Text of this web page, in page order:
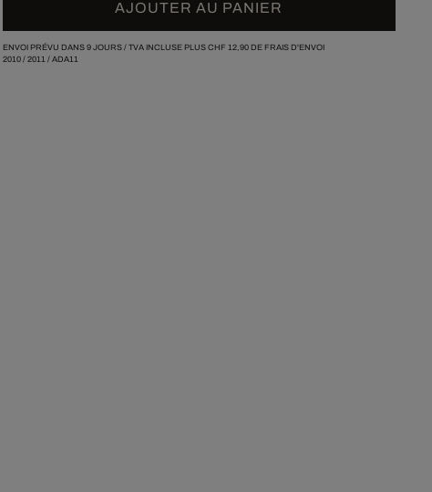
AJOUTER AU PANIER
ENVOI PRÉVU DANS 9 JOURS / TVA INCLUSE PLUS CHF 12,90DE FRAIS D'ENVOI
2010/ 2011/ ADA11